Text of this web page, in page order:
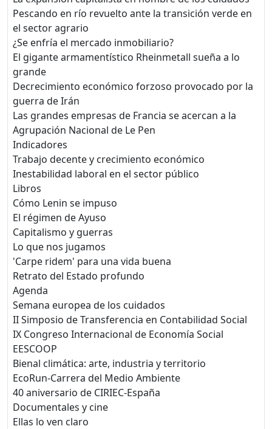
Pescando en río revuelto ante la transición verde en
el sector agrario
¿Se enfría el mercado inmobiliario?
El gigante armamentístico Rheinmetall sueña a lo
grande
Decrecimiento económico forzoso provocado por la
guerra de Irán
Las grandes empresas de Francia se acercan a la
Agrupación Nacional de Le Pen
Indicadores
Trabajo decente y crecimiento económico
Inestabilidad laboral en el sector público
Libros
Cómo Lenin se impuso
El régimen de Ayuso
Capitalismo y guerras
Lo que nos jugamos
'Carpe ridem' para una vida buena
Retrato del Estado profundo
Agenda
Semana europea de los cuidados
II Simposio de Transferencia en Contabilidad Social
IX Congreso Internacional de Economía Social
EESCOOP
Bienal climática: arte, industria y territorio
EcoRun-Carrera del Medio Ambiente
40 aniversario de CIRIEC-España
Documentales y cine
Ellas lo ven claro